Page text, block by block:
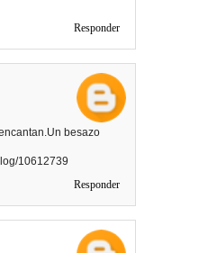
Responder
besazo
10612739
Responder